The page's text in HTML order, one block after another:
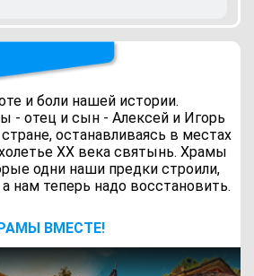
и боли нашей истории.
- отец и сын - Алексей и Игорь
останавливаясь в местах
ХХ века святынь. Храмы
одни наши предки строили,
нам теперь надо восстановить.
ВМЕСТЕ!